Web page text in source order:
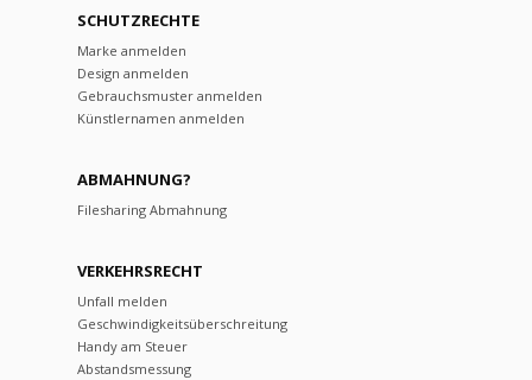
SCHUTZRECHTE
Marke anmelden
Design anmelden
Gebrauchsmuster anmelden
Künstlernamen anmelden
ABMAHNUNG?
Filesharing Abmahnung
VERKEHRSRECHT
Unfall melden
Geschwindigkeitsüberschreitung
Handy am Steuer
Abstandsmessung